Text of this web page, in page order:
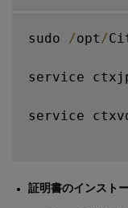
sudo /opt /
service
service
証明書のインスト